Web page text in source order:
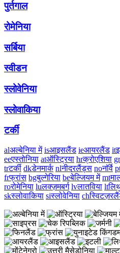
पुर्तगाल
रोमेनिया
सर्बिया
स्वीडन
स्लोवेनिया
स्लोवाकिया
टर्की
alअल्बेनिया में isआइसलैंड ieआयरलैंड it
eeएस्तोनिया atऑस्ट्रिया hrक्रोएशिया gr
trटर्की dkडेनमार्क nlनीदरलैंड्स noनॉर्वे
frफ्रांस bgबुल्गेरिया beबेल्जियम में mt
roरोमेनिया luलक्ज़मबर्ग lvलातविया lt
skस्लोवाकिया siस्लोवेनिया ch